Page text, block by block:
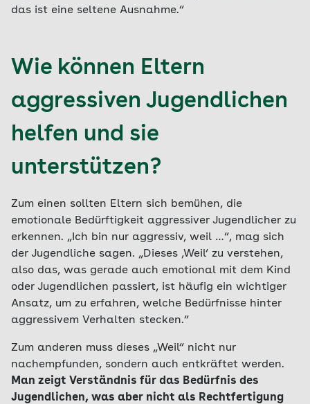
das ist eine seltene Ausnahme.“
Wie können Eltern
aggressiven Jugendlichen
helfen und sie
unterstützen?
Zum einen sollten Eltern sich bemühen, die
emotionale Bedürftigkeit aggressiver Jugendlicher zu
erkennen. „Ich bin nur aggressiv, weil …“, mag sich
der Jugendliche sagen. „Dieses ‚Weil‘ zu verstehen,
also das, was gerade auch emotional mit dem Kind
oder Jugendlichen passiert, ist häufig ein wichtiger
Ansatz, um zu erfahren, welche Bedürfnisse hinter
aggressivem Verhalten stecken.“
Zum anderen muss dieses „Weil“ nicht nur
nachempfunden, sondern auch entkräftet werden.
Man zeigt Verständnis für das Bedürfnis des
Jugendlichen, was aber nicht als Rechtfertigung